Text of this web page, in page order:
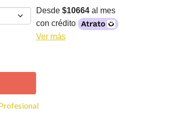
Desde $10664al mes
con crédito
Ver más